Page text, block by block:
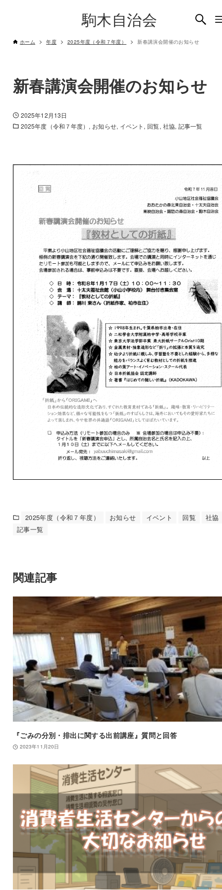
駒木自治会
ホーム 年度 2025年度（令和７年度） 新春講演会開催のお知らせ
新春講演会開催のお知らせ
2025年12月13日
2025年度（令和７年度）
お知らせ イベント 回覧 社協 記事一覧
2025年度（令和７年度） お知らせ イベント 回覧
社協
記事一覧
関連記事
『ごみの分別・排出に関する出前講座』質問と回答
2023年11月20日